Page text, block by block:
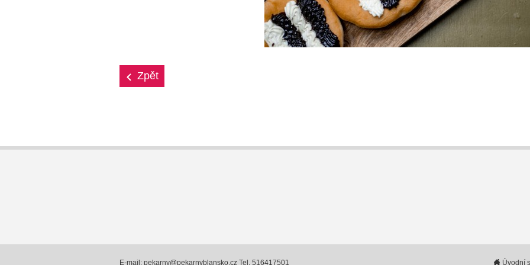
Zpět
E-mail: pekarny@pekarnyblansko.cz Tel. 516417501 Úvodní